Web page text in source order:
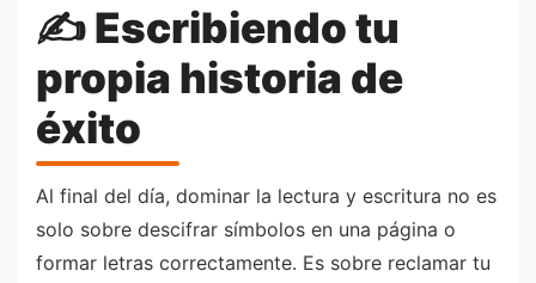
✍️ Escribiendo tu
propia historia de
éxito
Al final del día, dominar la lectura y escritura no es
solo sobre descifrar símbolos en una página o
formar letras correctamente. Es sobre reclamar tu